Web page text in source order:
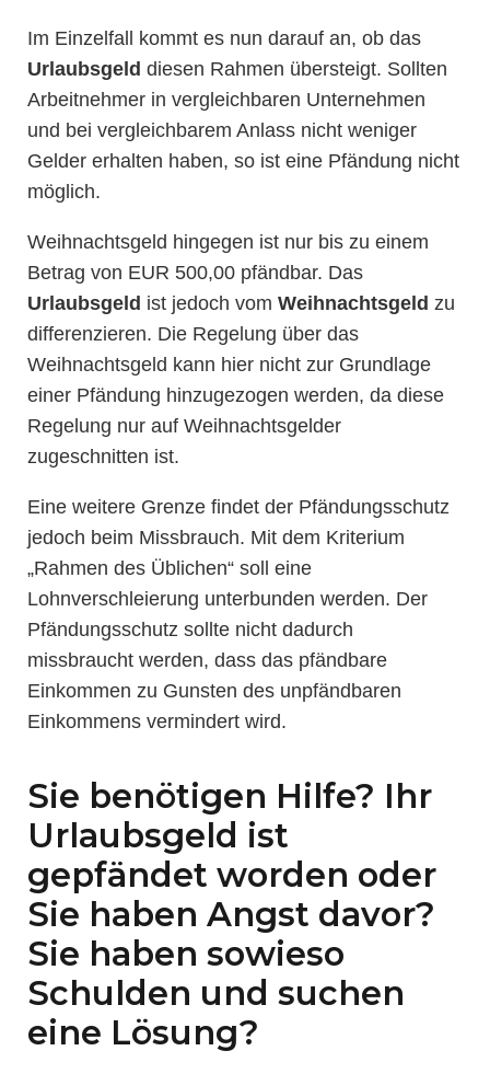
Im Einzelfall kommt es nun darauf an, ob das
Urlaubsgeld diesen Rahmen übersteigt. Sollten
Arbeitnehmer in vergleichbaren Unternehmen
und bei vergleichbarem Anlass nicht weniger
Gelder erhalten haben, so ist eine Pfändung nicht
möglich.
Weihnachtsgeld hingegen ist nur bis zu einem
Betrag von EUR 500,00 pfändbar. Das
Urlaubsgeld ist jedoch vom Weihnachtsgeld zu
differenzieren. Die Regelung über das
Weihnachtsgeld kann hier nicht zur Grundlage
einer Pfändung hinzugezogen werden, da diese
Regelung nur auf Weihnachtsgelder
zugeschnitten ist.
Eine weitere Grenze findet der Pfändungsschutz
jedoch beim Missbrauch. Mit dem Kriterium
„Rahmen des Üblichen“ soll eine
Lohnverschleierung unterbunden werden. Der
Pfändungsschutz sollte nicht dadurch
missbraucht werden, dass das pfändbare
Einkommen zu Gunsten des unpfändbaren
Einkommens vermindert wird.
Sie benötigen Hilfe? Ihr
Urlaubsgeld ist
gepfändet worden oder
Sie haben Angst davor?
Sie haben sowieso
Schulden und suchen
eine Lösung?